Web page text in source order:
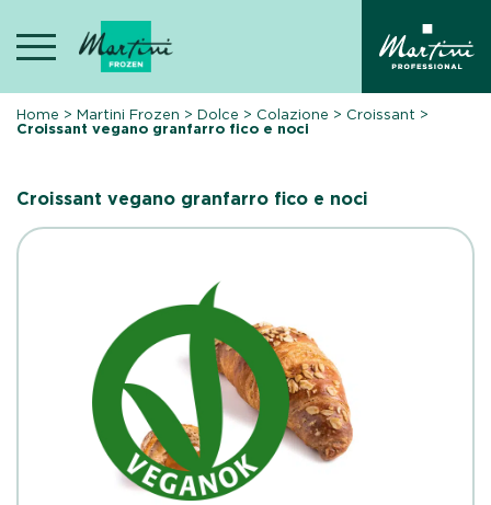
content
Home >Martini Frozen >Dolce > Colazione > Croissant >
Croissant vegano granfarro fico e noci
Croissant vegano granfarro fico e noci